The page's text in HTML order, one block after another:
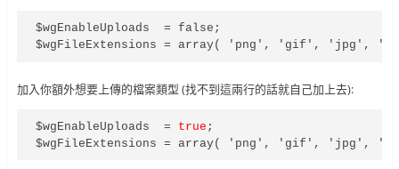
$wgEnableUploads  = false;
$wgFileExtensions = array( 'png', 'gif', 'jpg',
加入你額外想要上傳的檔案類型 (找不到這兩行的話就自己加上去):
$wgEnableUploads  = true ;
$wgFileExtensions = array( 'png', 'gif', 'jpg',